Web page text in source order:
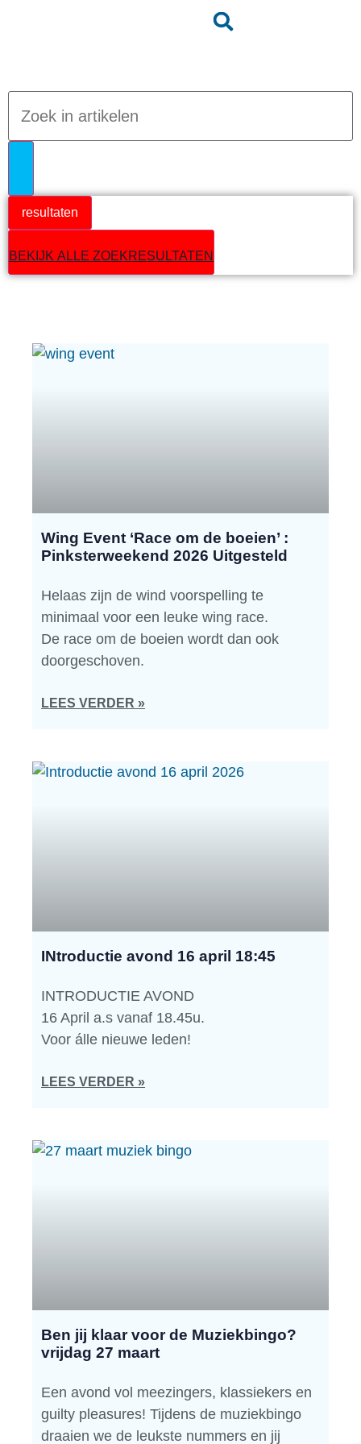
resultaten
BEKIJK ALLE ZOEKRESULTATEN
Wing Event ‘Race om de boeien’ :
Pinksterweekend 2026 Uitgesteld
Helaas zijn de wind voorspelling te
minimaal voor een leuke wing race.
De race om de boeien wordt dan ook
doorgeschoven.
LEES VERDER »
INtroductie avond 16 april 18:45
INTRODUCTIE AVOND
16 April a.s vanaf 18.45u.
Voor álle nieuwe leden!
LEES VERDER »
Ben jij klaar voor de Muziekbingo?
vrijdag 27 maart
Een avond vol meezingers, klassiekers en
guilty pleasures! Tijdens de muziekbingo
draaien we de leukste nummers en jij